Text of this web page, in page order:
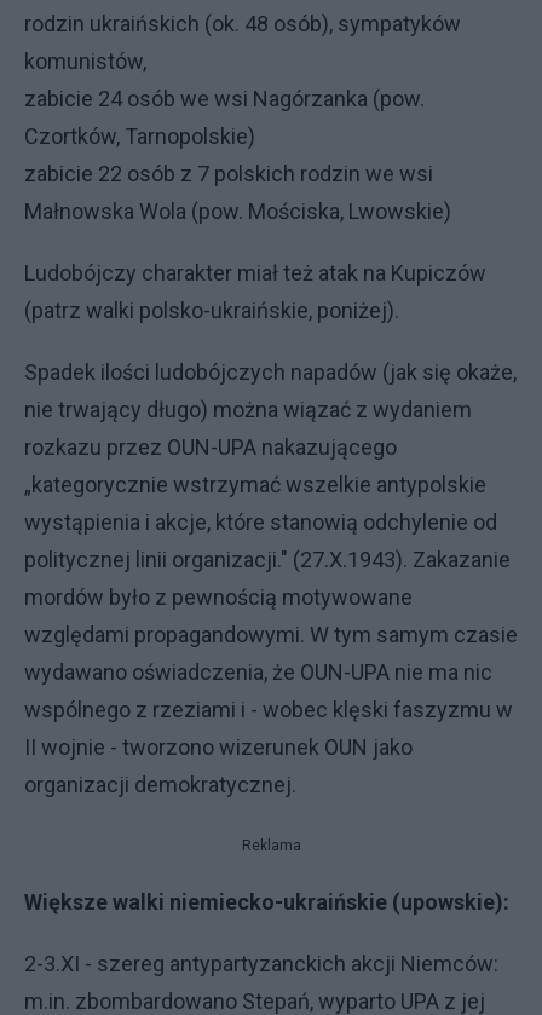
rodzin ukraińskich (ok. 48 osób), sympatyków
komunistów,
zabicie 24 osób we wsi Nagórzanka (pow.
Czortków, Tarnopolskie)
zabicie 22 osób z 7 polskich rodzin we wsi
Małnowska Wola (pow. Mościska, Lwowskie)
Ludobójczy charakter miał też atak na Kupiczów
(patrz walki polsko-ukraińskie, poniżej).
Spadek ilości ludobójczych napadów (jak się okaże,
nie trwający długo) można wiązać z wydaniem
rozkazu przez OUN-UPA nakazującego
„kategorycznie wstrzymać wszelkie antypolskie
wystąpienia i akcje, które stanowią odchylenie od
politycznej linii organizacji." (27.X.1943). Zakazanie
mordów było z pewnością motywowane
względami propagandowymi. W tym samym czasie
wydawano oświadczenia, że OUN-UPA nie ma nic
wspólnego z rzeziami i - wobec klęski faszyzmu w
II wojnie - tworzono wizerunek OUN jako
organizacji demokratycznej.
Reklama
Większe walki niemiecko-ukraińskie (upowskie):
2-3.XI - szereg antypartyzanckich akcji Niemców:
m.in. zbombardowano Stepań, wyparto UPA z jej